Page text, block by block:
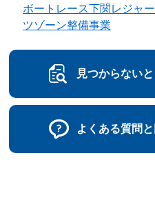
ボートレース下関レジャ
ツゾーン整備事業
見つからない
よくある質問